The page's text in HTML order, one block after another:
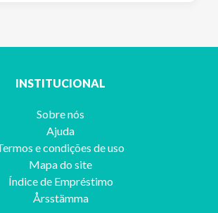
INSTITUCIONAL
Sobre nós
Ajuda
e condições de uso
Mapa do site
Índice de Empréstimo
Årsstämma